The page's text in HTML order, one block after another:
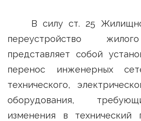
В силу ст. 25
переустройство
представляет собой
перенос инженерных
технического,
оборудования,
изменения в технический